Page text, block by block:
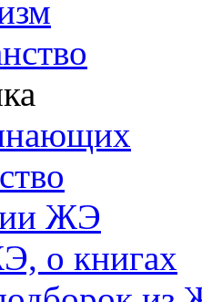
ЖЭ
о книгах